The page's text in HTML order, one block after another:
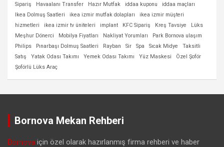
Sipariş
Havaalanı Transfer Hazır Mutfak iddaa kuponu
iddaa maçları
Ikea Dolmuş Saatleri
ikea izmir mutfak dolapları
ikea izmir müşteri
hizmetleri
ikea izmir tv üniteleri implant KFC Sipariş Kreş Tavsiye
Lüks
Meşhur Dönerci
Mobilya Fiyatları Nakliyat Yorumları
Park Bornova ulaşım
Philips
Pınarbaşı Dolmuş Saatleri Rayban Sir Spa Sıcak Midye
Taksitli
Satış
Yatak Odası Takımı Yemek Odası Takımı Yüz Maskesi
Özel Şoför
Şoförlü Lüks Araç
Bornova Mekan Rehberi
Bornova için özel olarak hazırlanmış firma rehberi ve haber